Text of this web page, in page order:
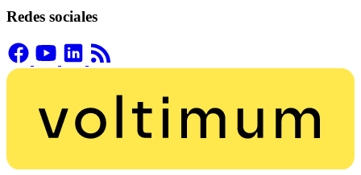
Redes sociales